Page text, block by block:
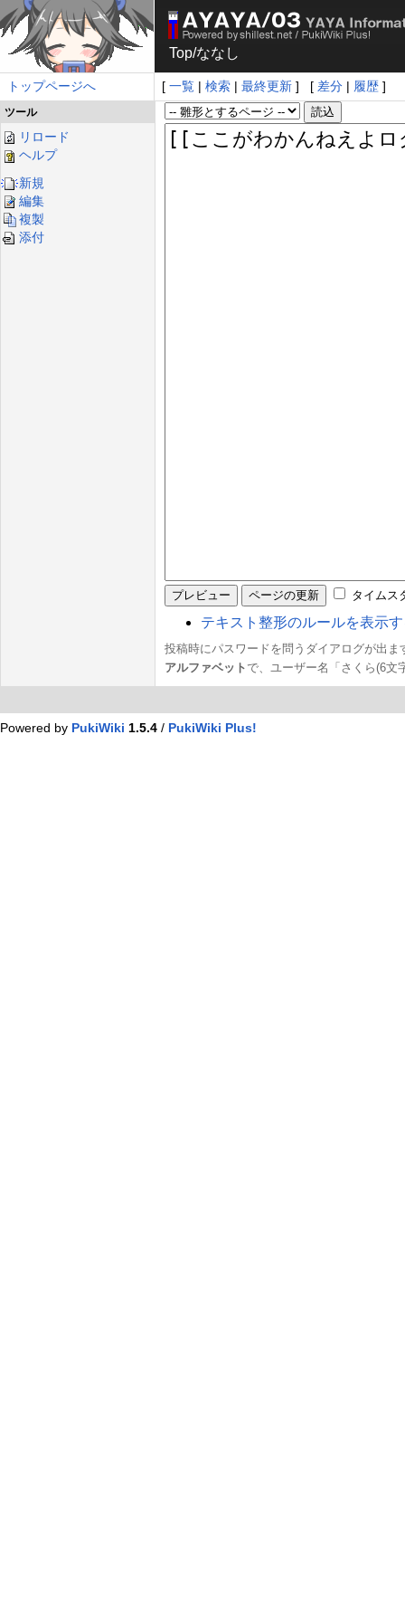
Top/ななし
トップページへ [ 一覧 | 検索 | 最終更新 ] [ 差分 | 履歴 ]
ツール
リロード
ヘルプ
新規
編集
複製
添付
タイムス
テキスト整形のルールを表示
投稿時にパスワードを問うダイアログが出
アルファベット で、ユーザー名「さくら(6文
Powered by PukiWiki 1.5.4 / PukiWiki Plus!